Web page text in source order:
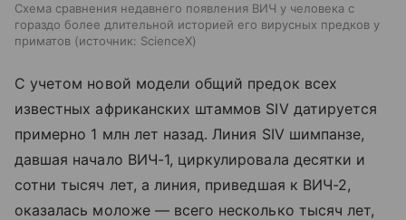
Схема сравнения недавнего появления ВИЧ у человека с
гораздо более длительной историей его вирусных предков у
приматов
источник: ScienceX
С учетом новой модели общий предок всех
известных африканских штаммов SIV датируется
примерно 1 млн лет назад. Линия SIV шимпанзе,
давшая начало ВИЧ-1, циркулировала десятки и
сотни тысяч лет, а линия, приведшая к ВИЧ-2,
оказалась моложе — всего несколько тысяч лет,